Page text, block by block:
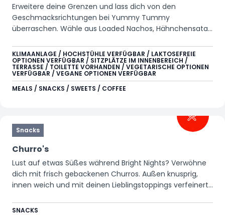
Erweitere deine Grenzen und lass dich von den
Geschmacksrichtungen bei Yummy Tummy
überraschen. Wähle aus Loaded Nachos, Hähnchensatay
Umgebung kannst du nicht nur dich selbst, sondern
auch dein Gerät aufladen. Gieße dir ganz einfach dein
eigenes Erfrischungsgetränk oder Heißgetränk an der
Self-Service-Station oder genieße an der Bar einen
Starbucks-Kaffee, Cocktail oder ein anderes
KLIMAANLAGE / HOCHSTÜHLE VERFÜGBAR / LAKTOSEFREIE
OPTIONEN VERFÜGBAR / SITZPLÄTZE IM INNENBEREICH /
TERRASSE / TOILETTE VORHANDEN / VEGETARISCHE OPTIONEN
VERFÜGBAR / VEGANE OPTIONEN VERFÜGBAR
MEALS / SNACKS / SWEETS / COFFEE
Snacks
Churro's
Lust auf etwas Süßes während Bright Nights? Verwöhne
dich mit frisch gebackenen Churros. Außen knusprig,
innen weich und mit deinen Lieblingstoppings verfeinert.
und lecker für unterwegs.
SNACKS